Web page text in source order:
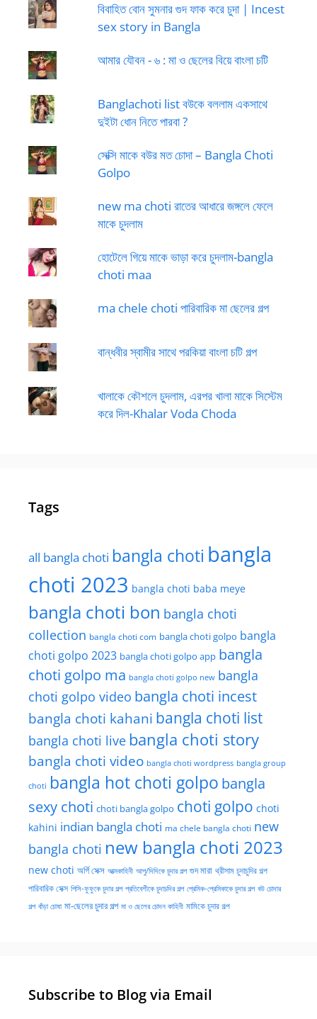
বিবাহিত বোন সুমনার গুদ ফাক করে চুদা | Incest
sex story in Bangla
আমার যৌবন - ৬ : মা ও ছেলের বিয়ে বাংলা চটি
Banglachoti list বউকে বললাম একসাথে
দুইটা ধোন নিতে পারবা ?
সেক্সি মাকে বউর মত চোদা – Bangla Choti
Golpo
new ma choti রাতের আধারে জঙ্গলে ফেলে
মাকে চুদলাম
হোটেলে গিয়ে মাকে ভাড়া করে চুদলাম-bangla
choti maa
ma chele choti পারিবারিক মা ছেলের গল্প
বান্ধবীর স্বামীর সাথে পরকিয়া বাংলা চটি গল্প
খালাকে কৌশলে চুদলাম, এরপর খালা মাকে সিস্টেম
করে দিল-Khalar Voda Choda
Tags
all bangla choti bangla choti bangla
choti 2023 bangla choti baba meye
bangla choti bon bangla choti
collection bangla choti com bangla choti golpo bangla
choti golpo 2023 bangla choti golpo app bangla
choti golpo ma bangla choti golpo new bangla
choti golpo video bangla choti incest
bangla choti kahani bangla choti list
bangla choti live bangla choti story
bangla choti video bangla choti wordpress bangla group
choti bangla hot choti golpo bangla
sexy choti choti bangla golpo choti golpo choti
kahini indian bangla choti ma chele bangla choti new
bangla choti new bangla choti 2023
new choti অর্গি সেক্স আত্মকাহিনী আপু/দিদিকে চুদার গল্প গুদ মারা থ্রীসাম চুদাচুদির গল্প
পারিবারিক সেক্স পিসি-ফুফুকে চুদার গল্প প্রতিবেশীকে চুদাচদির গল্প প্রেমিক-প্রেমিকাকে চুদার গল্প বউ চোদার
গল্প বাঁড়া চোষা মা-ছেলের চুদার গল্প মা ও ছেলের চোদন কাহিনী মামিকে চুদার গল্প
Subscribe to Blog via Email